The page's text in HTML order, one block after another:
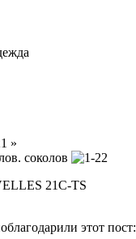
»
соколов
21C-TS
этот пост: